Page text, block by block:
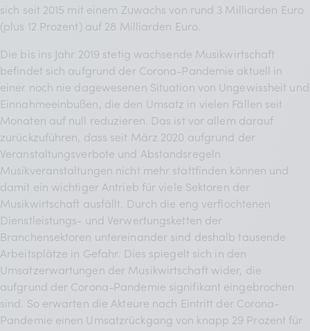
sich seit 2015 mit einem Zuwachs von rund 3 Milliarden Euro
(plus 12 Prozent) auf 28 Milliarden Euro.
Die bis ins Jahr 2019 stetig wachsende Musikwirtschaft
befindet sich aufgrund der Corona-Pandemie aktuell in
einer noch nie dagewesenen Situation von Ungewissheit und
Einnahmeeinbußen, die den Umsatz in vielen Fällen seit
Monaten auf null reduzieren. Das ist vor allem darauf
zurückzuführen, dass seit März 2020 aufgrund der
Veranstaltungsverbote und Abstandsregeln
Musikveranstaltungen nicht mehr stattfinden können und
damit ein wichtiger Antrieb für viele Sektoren der
Musikwirtschaft ausfällt. Durch die eng verflochtenen
Dienstleistungs- und Verwertungsketten der
Branchensektoren untereinander sind deshalb tausende
Arbeitsplätze in Gefahr. Dies spiegelt sich in den
Umsatzerwartungen der Musikwirtschaft wider, die
aufgrund der Corona-Pandemie signifikant eingebrochen
sind. So erwarten die Akteure nach Eintritt der Corona-
Pandemie einen Umsatzrückgang von knapp 29 Prozent für